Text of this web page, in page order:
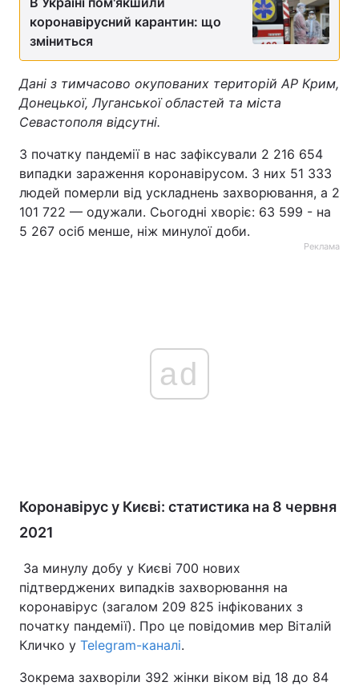
коронавірусний карантин: що
зміниться
Дані з тимчасово окупованих територій АР Крим,
Донецької, Луганської областей та міста
Севастополя відсутні.
З початку пандемії в нас зафіксували 2 216 654
випадки зараження коронавірусом. З них 51 333
людей померли від ускладнень захворювання, а 2
101 722 — одужали. Сьогодні хворіє: 63 599 - на
5 267 осіб менше, ніж минулої доби.
Реклама
ad
Коронавірус у Києві: статистика на 8 червня
2021
За минулу добу у Києві 700 нових
підтверджених випадків захворювання на
коронавірус (загалом 209 825 інфікованих з
початку пандемії). Про це повідомив мер Віталій
Кличко у Telegram-каналі.
Зокрема захворіли 392 жінки віком від 18 до 84